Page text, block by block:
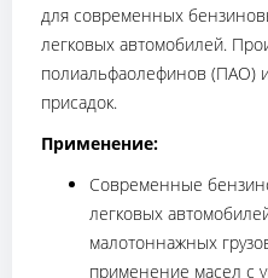
для современных
легковых автомобилей.
полиальфаолефинов (ПАО)
присадок.
Применение:
Современные
легковых
малотоннажных
применение масел с